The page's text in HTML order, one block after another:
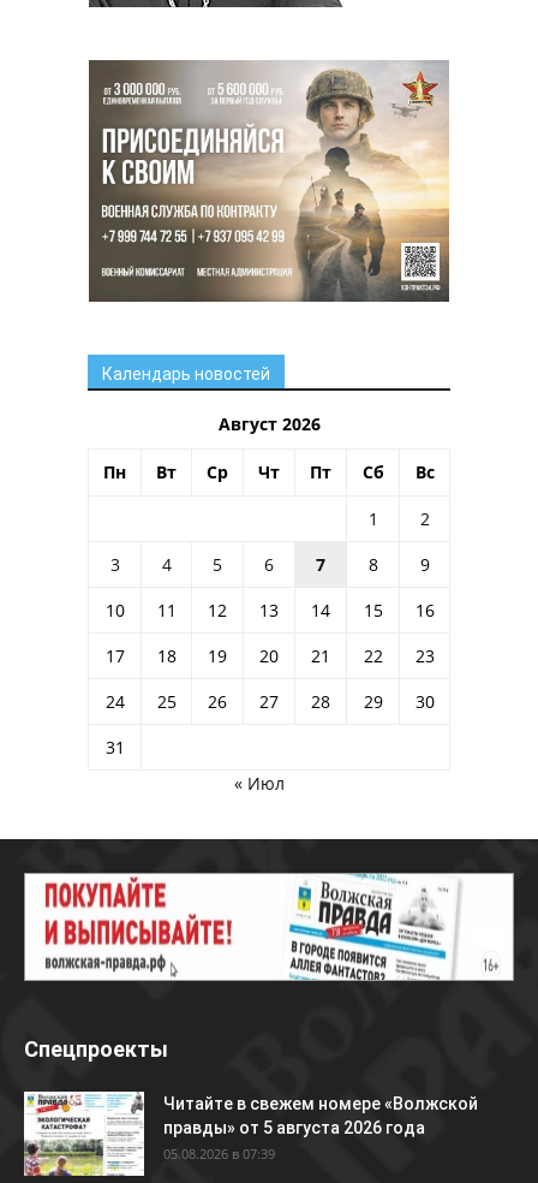
Календарь новостей
Август 2026
Пн Вт Ср Чт Пт Сб Вс
1
2
3
4 5 6 7 8
9
10
11 12 13 14 15
16
17
18 19 20 21 22
23
24
25 26 27 28 29
30
31
« Июл
Спецпроекты
Читайте в свежем номере «Волжской
правды» от 5 августа 2026 года
05.08.2026 в 07:39